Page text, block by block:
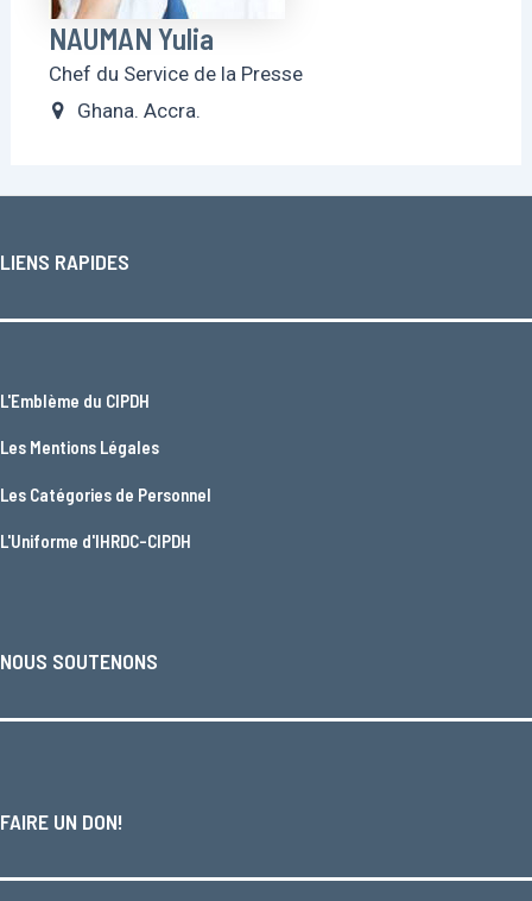
NAUMAN Yulia
Chef du Service de la Presse
Ghana. Accra.
LIENS RAPIDES
L'Emblème du CIPDH
Les Mentions Légales
Les Catégories de Personnel
L'Uniforme d'IHRDC-CIPDH
NOUS SOUTENONS
FAIRE UN DON!